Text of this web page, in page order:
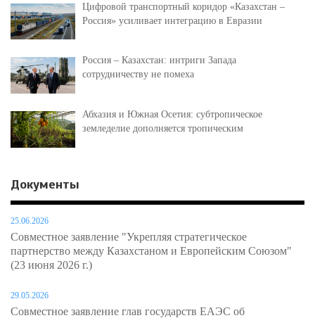
Цифровой транспортный коридор «Казахстан –
Россия» усиливает интеграцию в Евразии
Россия – Казахстан: интриги Запада
сотрудничеству не помеха
Абхазия и Южная Осетия: субтропическое
земледелие дополняется тропическим
Документы
25.06.2026
Совместное заявление "Укрепляя стратегическое
партнерство между Казахстаном и Европейским Союзом"
(23 июня 2026 г.)
29.05.2026
Совместное заявление глав государств ЕАЭС об